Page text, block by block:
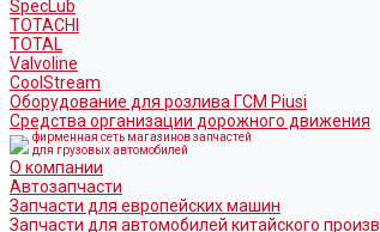
SpecLub
TOTACHI
TOTAL
Valvoline
CoolStream
Оборудование для розлива ГСМ Piusi
Средства организации дорожного движения
фирменная сеть магазинов запчастей
для грузовых автомобилей
О компании
Автозапчасти
Запчасти для европейских машин
Запчасти для автомобилей китайского